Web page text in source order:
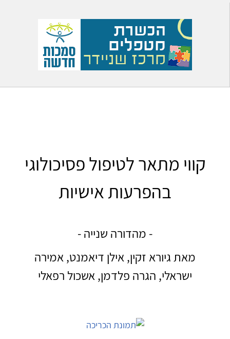
קווי מתאר לטיפול פסיכולוגי
בהפרעות אישיות
- מהדורה שנייה -
מאת גיורא זקין, אילן דיאמנט, אמירה
ישראלי, הגרה פלדמן, אשכול רפאלי